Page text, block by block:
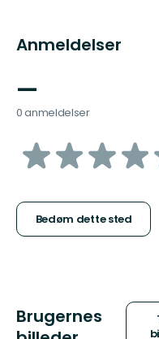
Anmeldelser
—
0 anmeldelser
ud
5
Bedøm dette sted
Brugernes